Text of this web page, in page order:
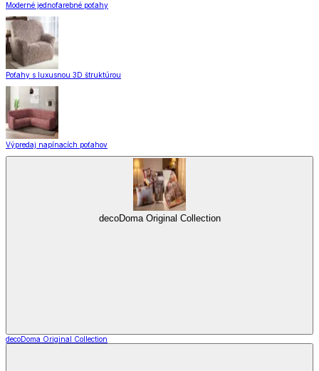
Moderné jednofarebné poťahy
Poťahy s luxusnou 3D štruktúrou
Výpredaj napínacích poťahov
decoDoma Original Collection
decoDoma Original Collection